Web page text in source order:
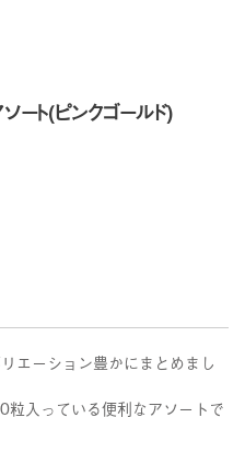
ート(ピンクゴールド)
エーション豊かにまとめまし
入っている便利なアソートで